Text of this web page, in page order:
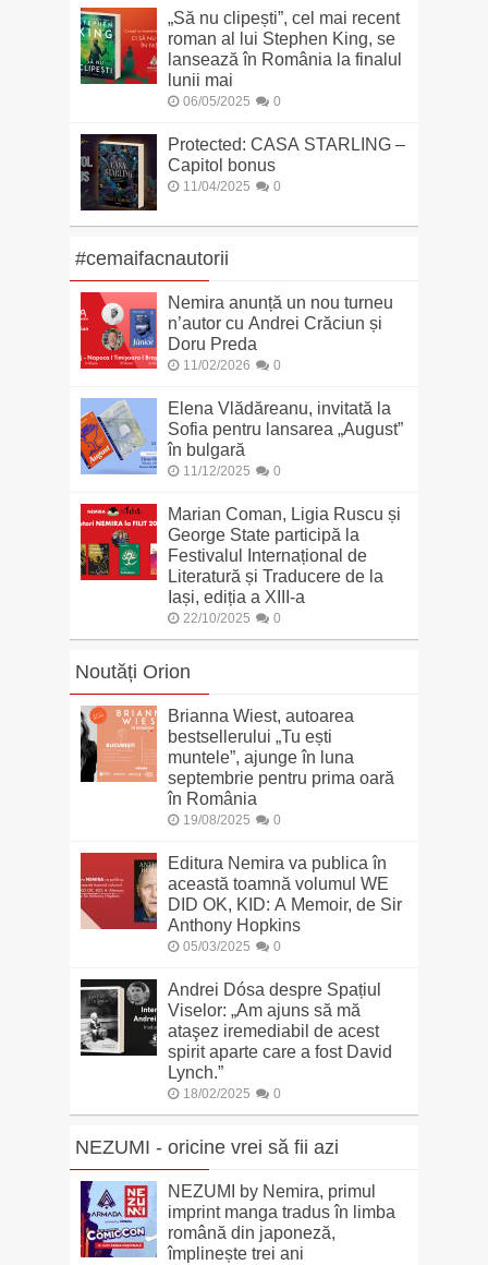
„Să nu clipești”, cel mai recent
roman al lui Stephen King, se
lansează în România la finalul
lunii mai
06/05/2025 0
Protected: CASA STARLING –
Capitol bonus
11/04/2025 0
#cemaifacnautorii
Nemira anunță un nou turneu
n’autor cu Andrei Crăciun și
Doru Preda
11/02/2026 0
Elena Vlădăreanu, invitată la
Sofia pentru lansarea „August”
în bulgară
11/12/2025 0
Marian Coman, Ligia Ruscu și
George State participă la
Festivalul Internațional de
Literatură și Traducere de la
Iași, ediția a XIII-a
22/10/2025 0
Noutăți Orion
Brianna Wiest, autoarea
bestsellerului „Tu ești
muntele”, ajunge în luna
septembrie pentru prima oară
în România
19/08/2025 0
Editura Nemira va publica în
această toamnă volumul WE
DID OK, KID: A Memoir, de Sir
Anthony Hopkins
05/03/2025 0
Andrei Dósa despre Spațiul
Viselor: „Am ajuns să mă
ataşez iremediabil de acest
spirit aparte care a fost David
Lynch.”
18/02/2025 0
NEZUMI - oricine vrei să fii azi
NEZUMI by Nemira, primul
imprint manga tradus în limba
română din japoneză,
împlinește trei ani